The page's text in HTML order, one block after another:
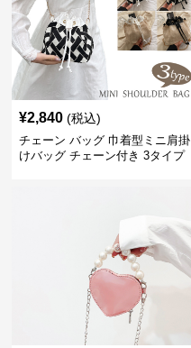
¥2,840 (税込)
チェーン バッグ 巾着型ミニ肩掛
けバッグ チェーン付き 3タイプ